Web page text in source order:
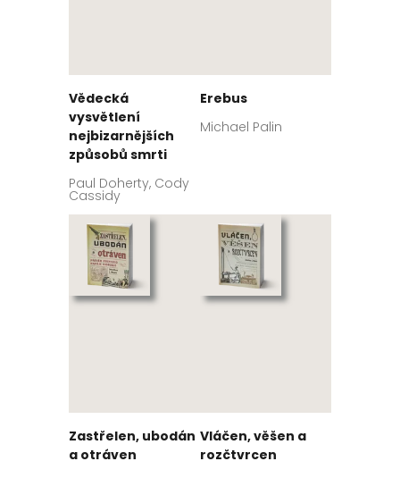
Vědecká
vysvětlení
nejbizarnějších
způsobů smrti
Paul Doherty, Cody
Cassidy
Erebus
Michael Palin
Zastřelen, ubodán
a otráven
Vláčen, věšen a
rozčtvrcen